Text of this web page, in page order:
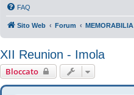
FAQ
Sito Web Forum MEMORABILIA
XII Reunion - Imola
Bloccato